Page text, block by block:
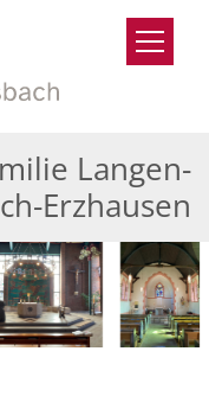
Langen-
Erzhausen
© Ulrich Neff